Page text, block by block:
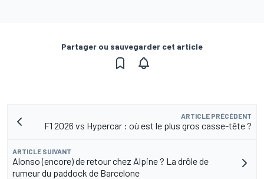
Partager ou sauvegarder cet article
ARTICLE PRÉCÉDENT
F1 2026 vs Hypercar : où est le plus gros casse-tête ?
ARTICLE SUIVANT
Alonso (encore) de retour chez Alpine ? La drôle de
rumeur du paddock de Barcelone